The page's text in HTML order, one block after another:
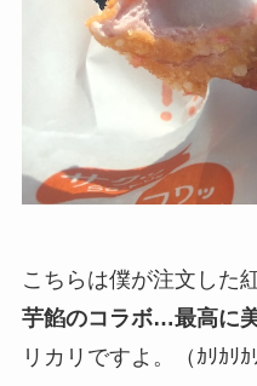
こちらは僕が注文した
芋餡のコラボ…最高に美
リカリですよ。（ｶﾘｶﾘｶ